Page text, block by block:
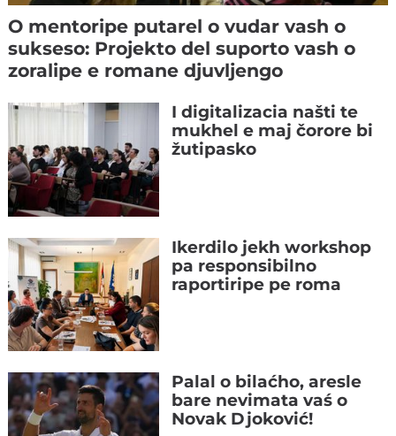
O mentoripe putarel o vudar vash o
sukseso: Projekto del suporto vash o
zoralipe e romane djuvljengo
I digitalizacia našti te
mukhel e maj čorore bi
žutipasko
Ikerdilo jekh workshop
pa responsibilno
raportiripe pe roma
Palal o bilaćho, aresle
bare nevimata vaś o
Novak Djoković!